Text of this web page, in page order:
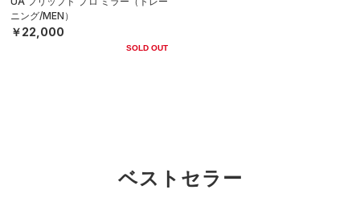
ニング/MEN）
￥22,000
SOLD OUT
ベストセラー